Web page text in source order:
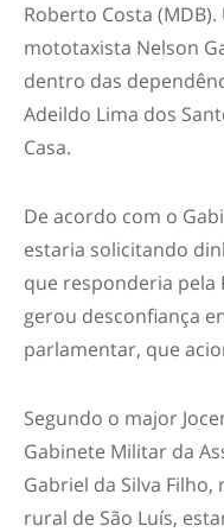
Roberto Costa
mototaxista Nelson
dentro das
Adeildo Lima dos
Casa.
De acordo com o
estaria solicitando
que responderia pela
gerou desconfiança
parlamentar, que
Segundo o major
Gabinete Militar da
Gabriel da Silva
rural de São Luís,